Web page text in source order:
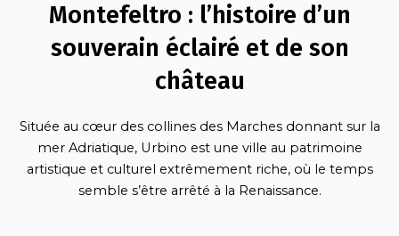
Montefeltro : l’histoire d’un
souverain éclairé et de son
château
Située au cœur des collines des Marches donnant sur la
mer Adriatique, Urbino est une ville au patrimoine
artistique et culturel extrêmement riche, où le temps
semble s’être arrêté à la Renaissance.